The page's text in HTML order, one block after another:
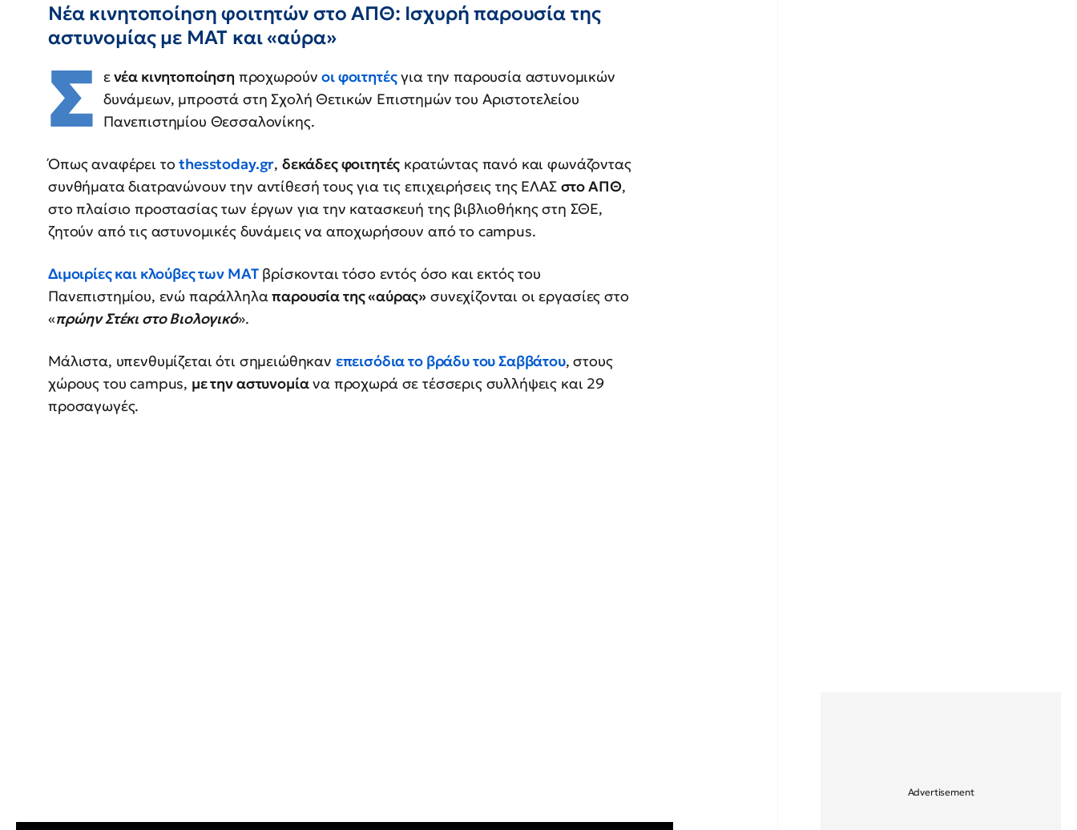
Νέα κινητοποίηση φοιτητών στο ΑΠΘ: Ισχυρή παρουσία της
αστυνομίας με ΜΑΤ και «αύρα»
Σ ενέα κινητοποίηση προχωρούνοι φοιτητέςγια την παρουσία αστυνομικών
δυνάμεων, μπροστά στη Σχολή Θετικών Επιστημών του Αριστοτελείου
Πανεπιστημίου Θεσσαλονίκης.
Όπως αναφέρει τοthesstoday.gr, δεκάδες φοιτητές κρατώντας πανό και φωνάζοντας
συνθήματα διατρανώνουν την αντίθεσή τους για τις επιχειρήσεις της ΕΛΑΣ στο ΑΠΘ,
στο πλαίσιο προστασίας των έργων για την κατασκευή της βιβλιοθήκης στη ΣΘΕ,
ζητούν από τις αστυνομικές δυνάμεις να αποχωρήσουν από το campus.
Διμοιρίες και κλούβες των ΜΑΤβρίσκονται τόσο εντός όσο και εκτός του
Πανεπιστημίου, ενώ παράλληλαπαρουσία της «αύρας» συνεχίζονται οι εργασίες στο
«πρώην Στέκι στο Βιολογικό».
Μάλιστα, υπενθυμίζεται ότι σημειώθηκαν επεισόδια το βράδυ του Σαββάτου, στους
χώρους του campus, με την αστυνομίανα προχωρά σε τέσσερις συλλήψεις και 29
προσαγωγές.